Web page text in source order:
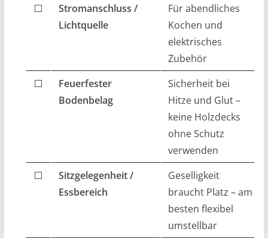
⬜
Stromanschluss /
Lichtquelle
Für abendliches
Kochen und
elektrisches
Zubehör
⬜
Feuerfester
Bodenbelag
Sicherheit bei
Hitze und Glut –
keine Holzdecks
ohne Schutz
verwenden
⬜
Sitzgelegenheit /
Essbereich
Geselligkeit
braucht Platz – am
besten flexibel
umstellbar